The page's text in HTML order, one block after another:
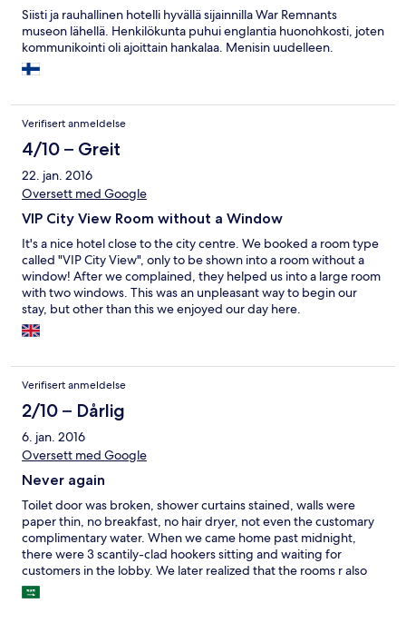
Siisti ja rauhallinen hotelli hyvällä sijainnilla War Remnants
museon lähellä. Henkilökunta puhui englantia huonohkosti, joten
kommunikointi oli ajoittain hankalaa. Menisin uudelleen.
Verifisert anmeldelse
4/10 – Greit
22. jan. 2016
Oversett med Google
VIP City View Room without a Window
It's a nice hotel close to the city centre. We booked a room type
called "VIP City View", only to be shown into a room without a
window! After we complained, they helped us into a large room
with two windows. This was an unpleasant way to begin our
stay, but other than this we enjoyed our day here.
Verifisert anmeldelse
2/10 – Dårlig
6. jan. 2016
Oversett med Google
Never again
Toilet door was broken, shower curtains stained, walls were
paper thin, no breakfast, no hair dryer, not even the customary
complimentary water. When we came home past midnight,
there were 3 scantily-clad hookers sitting and waiting for
customers in the lobby. We later realized that the rooms r also
available for rent on an hourly basis. I guess that tells us why
there were hookers waiting!